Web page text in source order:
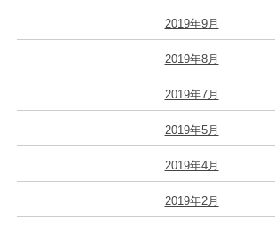
2019年9月
2019年8月
2019年7月
2019年5月
2019年4月
2019年2月